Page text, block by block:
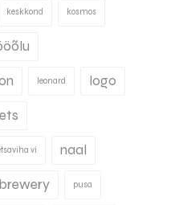
keskkond kosmos
leonard logo
vi naal
pusa